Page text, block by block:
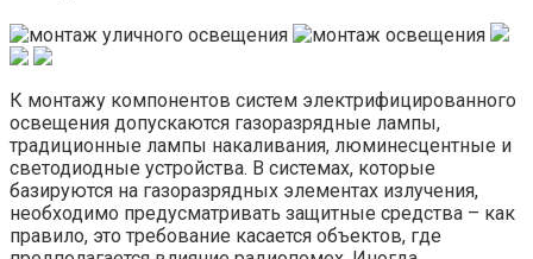
К монтажу компонентов систем электрифицированного
освещения допускаются газоразрядные лампы,
традиционные лампы накаливания, люминесцентные и
светодиодные устройства. В системах, которые
базируются на газоразрядных элементах излучения,
необходимо предусматривать защитные средства – как
правило, это требование касается объектов, где